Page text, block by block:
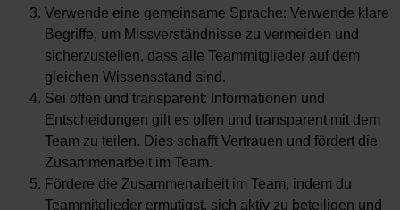
Verwende eine gemeinsame Sprache: Verwende klare
Begriffe, um Missverständnisse zu vermeiden und
sicherzustellen, dass alle Teammitglieder auf dem
gleichen Wissensstand sind.
Sei offen und transparent: Informationen und
Entscheidungen gilt es offen und transparent mit dem
Team zu teilen. Dies schafft Vertrauen und fördert die
Zusammenarbeit im Team.
Fördere die Zusammenarbeit im Team, indem du
Teammitglieder ermutigst, sich aktiv zu beteiligen und